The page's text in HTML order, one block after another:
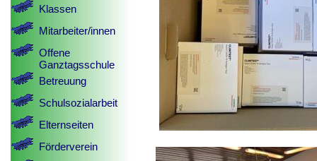
Klassen
Mitarbeiter/innen
Offene
Ganztagsschule
Betreuung
Schulsozialarbeit
Elternseiten
Förderverein